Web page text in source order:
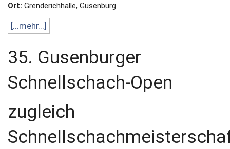
Ort: Grenderichhalle, Gusenburg
[...mehr...]
35. Gusenburger
Schnellschach-Open
zugleich